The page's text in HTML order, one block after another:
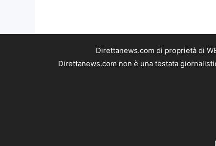
Direttanews.com di proprietà di
Direttanews.com non è una testata